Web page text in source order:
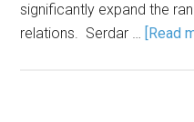
significantly expand the
relations. Serdar … [Read